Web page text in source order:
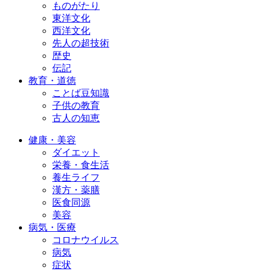
ものがたり
東洋文化
西洋文化
先人の超技術
歴史
伝記
教育・道徳
ことば豆知識
子供の教育
古人の知恵
健康・美容
ダイエット
栄養・食生活
養生ライフ
漢方・薬膳
医食同源
美容
病気・医療
コロナウイルス
病気
症状